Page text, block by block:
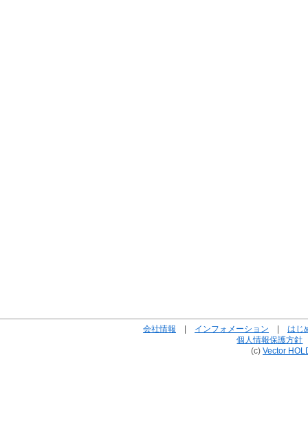
会社情報 | インフォメーション | はじ
個人情報保護方針
(c) Vector